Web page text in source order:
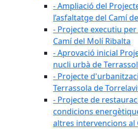
- Ampliació del
l’asfaltatge del Camí
- Projecte executiu
Camí del Molí Ribalta
- Aprovació inicial
nucli urbà de
- Projecte
Terrassola de
- Projecte de
condicions
altres intervencions al